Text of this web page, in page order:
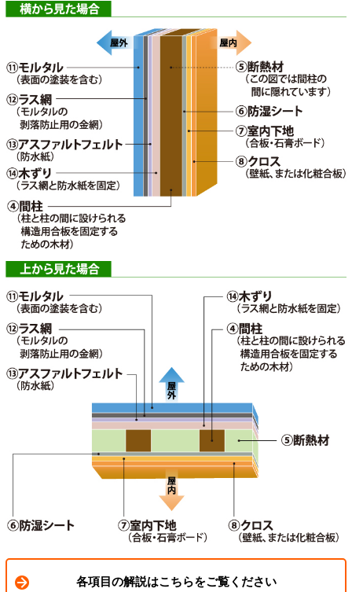
各項目の解説はこちらをご覧ください